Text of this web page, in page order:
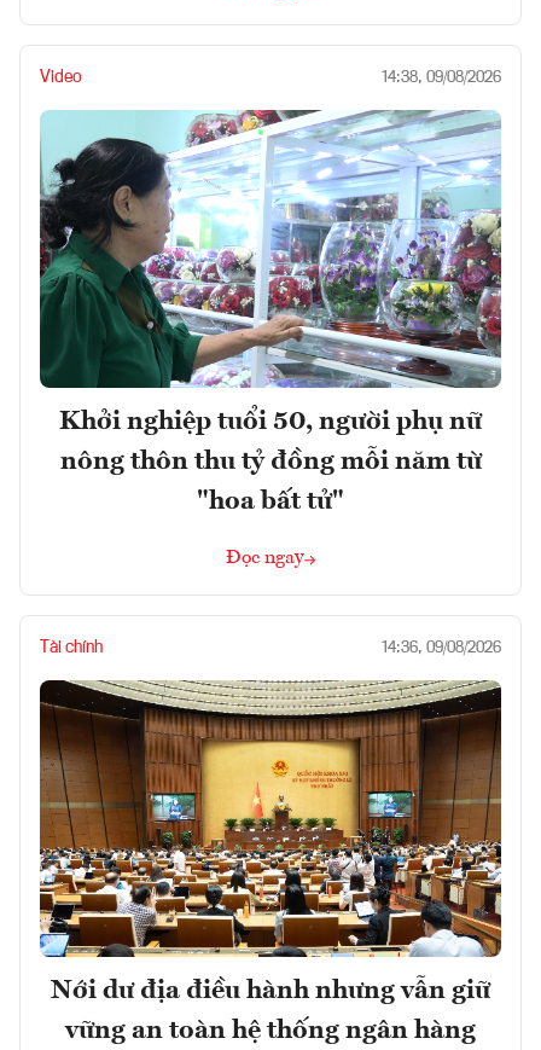
Video 14:38, 09/08/2026
Khởi nghiệp tuổi 50, người phụ nữ
nông thôn thu tỷ đồng mỗi năm từ
"hoa bất tử"
Đọc ngay
Tài chính 14:36, 09/08/2026
Nới dư địa điều hành nhưng vẫn giữ
vững an toàn hệ thống ngân hàng